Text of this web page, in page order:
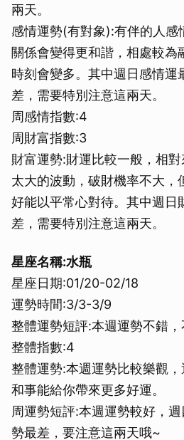
兩天。
感情運勢(有對象):有伴的人感
關係會變得更和諧，相處較為
時刻會變多。其中週日感情運
差，需要特別注意這兩天。
周感情指數:4
周財富指數:3
財富運勢:財運比較一般，相
太大的波動，破財機率不大，
好能以平常心對待。其中週日
差，需要特別注意這兩天。
星座名稱:水瓶
星座日期:01/20-02/18
運勢時間:3/3-3/9
整體運勢短評:本週運勢不錯
整體指數:4
整體運勢:本週運勢比較樂觀
和事能給你帶來更多好運。
周運勢短評:本週運勢較好，
勢最差，要注意這兩天哦~